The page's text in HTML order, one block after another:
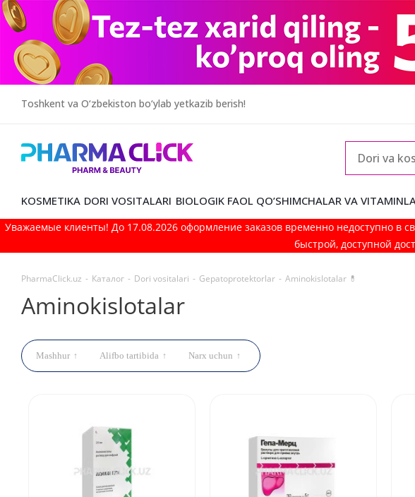
Toshkent va O‘zbekiston bo‘ylab yetkazib berish!
KOSMETIKA DORI VOSITALARI BIOLOGIK FAOL QO’SHIMCHALAR VA
Уважаемые клиенты! До 17.08.2026 оформление заказов временно недоступно
быстрой, доступной
PharmaClick.uz - Каталог - Dori vositalari - Gepatoprotektorlar - Aminokislotalar 💊
Aminokislotalar
Mashhur Alifbo tartibida Narx uchun